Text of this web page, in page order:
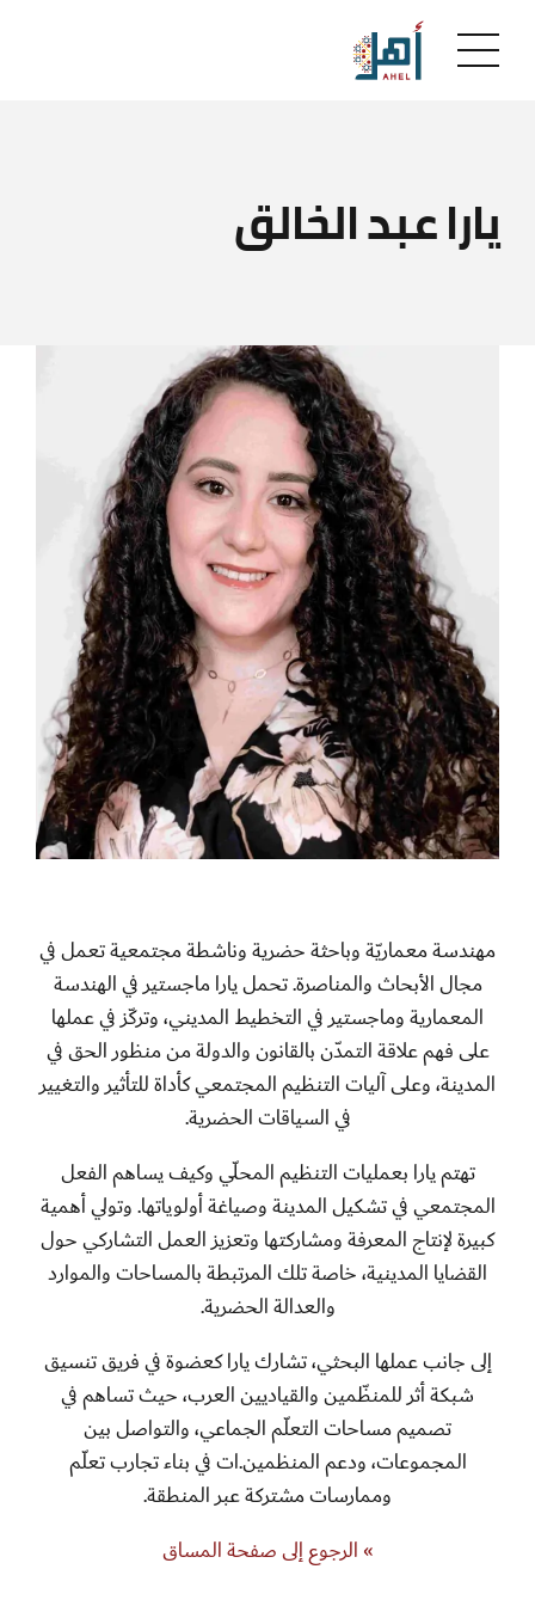
يارا عبد الخالق
مهندسة معماريّة وباحثة حضرية وناشطة مجتمعية تعمل في
مجال الأبحاث والمناصرة. تحمل يارا ماجستير في الهندسة
المعمارية وماجستير في التخطيط المديني، وتركّز في عملها
على فهم علاقة التمدّن بالقانون والدولة من منظور الحق في
المدينة، وعلى آليات التنظيم المجتمعي كأداة للتأثير والتغيير
في السياقات الحضرية.
تهتم يارا بعمليات التنظيم المحلّي وكيف يساهم الفعل
المجتمعي في تشكيل المدينة وصياغة أولوياتها. وتولي أهمية
كبيرة لإنتاج المعرفة ومشاركتها وتعزيز العمل التشاركي حول
القضايا المدينية، خاصة تلك المرتبطة بالمساحات والموارد
والعدالة الحضرية.
إلى جانب عملها البحثي، تشارك يارا كعضوة في فريق تنسيق
شبكة أثر للمنظّمين والقياديين العرب، حيث تساهم في
تصميم مساحات التعلّم الجماعي، والتواصل بين
المجموعات، ودعم المنظمين.ات في بناء تجارب تعلّم
وممارسات مشتركة عبر المنطقة.
» الرجوع إلى صفحة المساق